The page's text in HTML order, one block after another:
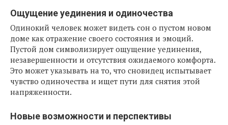
Ощущение уединения и одиночества
Одинокий человек может видеть сон о пустом новом
доме как отражение своего состояния и эмоций.
Пустой дом символизирует ощущение уединения,
незавершенности и отсутствия ожидаемого комфорта.
Это может указывать на то, что сновидец испытывает
чувство одиночества и ищет пути для снятия этой
напряженности.
Новые возможности и перспективы